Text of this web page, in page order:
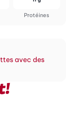
Protéines
avec des